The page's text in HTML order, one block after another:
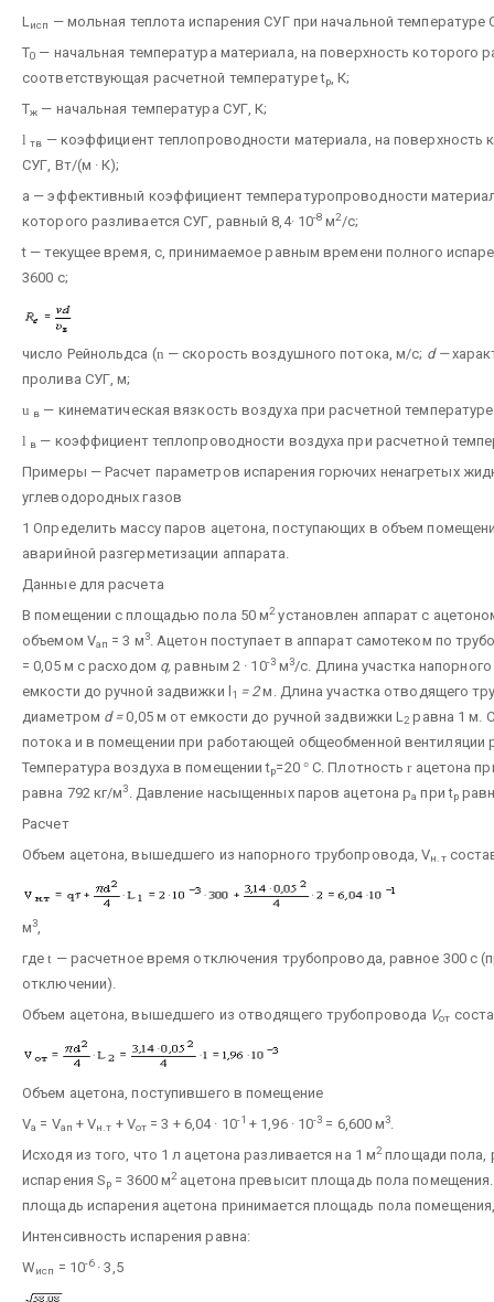
L исп — мольная теплота испарения СУГ при начальной температуре
Т0 — начальная температура материала, на поверхность которого
соответствующая расчетной температуре tp , К;
Тж — начальная температура СУГ, К;
l тв — коэффициент теплопроводности материала, на поверхность
СУГ, Вт/(м · К);
а — эффективный коэффициент температуропроводности
которого разливается СУГ, равный 8,4· 10-8 м2/с;
t — текущее время, с, принимаемое равным времени полного
3600 с;
число Рейнольдса (n — скорость воздушного потока, м/с; d —
пролива СУГ, м;
u в — кинематическая вязкость воздуха при расчетной
l в — коэффициент теплопроводности воздуха при расчетной
Примеры — Расчет параметров испарения горючих ненагретых
углеводородных газов
1 Определить массу паров ацетона, поступающих в объем
аварийной разгерметизации аппарата.
Данные для расчета
В помещении с площадью пола 50 м2установлен аппарат с
объемом Vaп = 3 м3. Ацетон поступает в аппарат самотеком по
= 0,05 м с расходом q, равным 2 · 10-3м3/с. Длина участка
емкости до ручной задвижки l1 = 2м. Длина участка отводящего
диаметром d =0,05 м от емкости до ручной задвижки L2 равна 1 м.
потока и в помещении при работающей общеобменной вентиляции
Температура воздуха в помещении tр=20 °С. Плотностьrацетона
равна 792 кг/м3 . Давление насыщенных паров ацетона рa при tр
Расчет
Объем ацетона, вышедшего из напорного трубопровода, Vн.т
м3
гдеt — расчетное время отключения трубопровода, равное 300 с
отключении).
Объем ацетона, вышедшего из отводящего трубопровода Vот
Объем ацетона, поступившего в помещение
Va = Vап + Vн.т + Vот = 3 + 6,04 · 10-1 + 1,96 · 10-3 = 6,600 м3
Исходя из того, что 1 л ацетона разливается на 1 м2площади пола,
испарения Sр = 3600 м2ацетона превысит площадь пола
площадь испарения ацетона принимается площадь пола
Интенсивность испарения равна:
Wисп = 10-6· 3,5